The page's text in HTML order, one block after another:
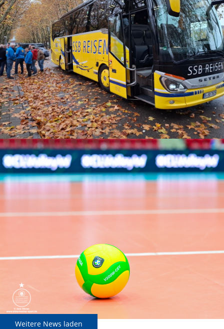
Weitere News laden